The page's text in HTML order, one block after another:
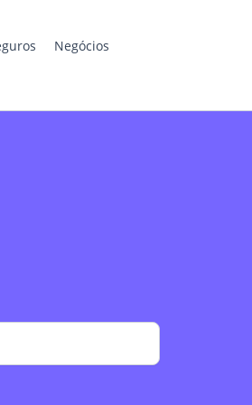
Negócios